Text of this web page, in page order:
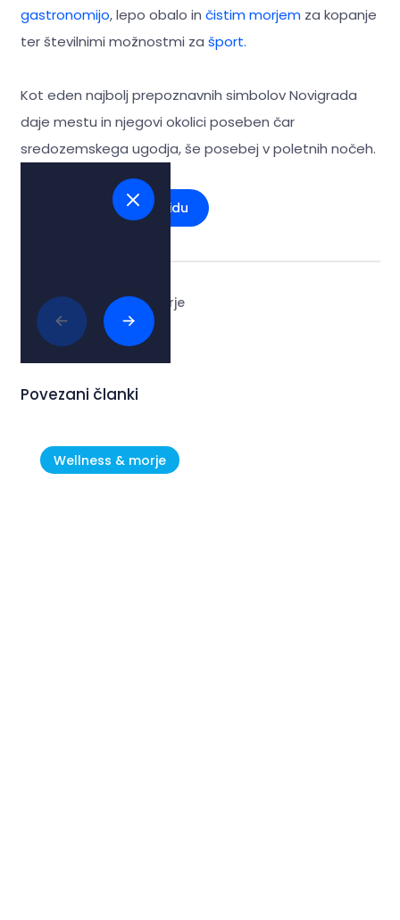
gastronomijo, lepo obalo in čistim morjemza kopanje
ter številnimi možnostmi za šport.
Kot eden najbolj prepoznavnih simbolov Novigrada
daje mestu in njegovi okolici poseben čar
sredozemskega ugodja, še posebej v poletnih nočeh.
Glej na zemljevidu
Tags: #jadransko morje
Povezani članki
Wellness & morje